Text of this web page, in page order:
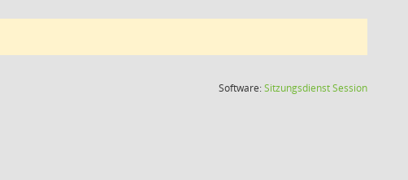
Software:SitzungsdienstSession(Wird in